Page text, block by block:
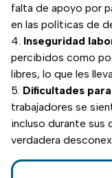
falta de apoyo por
en las políticas de
Inseguridad
percibidos como
libres, lo que les
Dificultades
trabajadores se
incluso durante sus
verdadera